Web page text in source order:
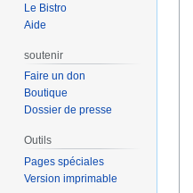
Le Bistro
Aide
soutenir
Faire un don
Boutique
Dossier de presse
Outils
Pages spéciales
Version imprimable